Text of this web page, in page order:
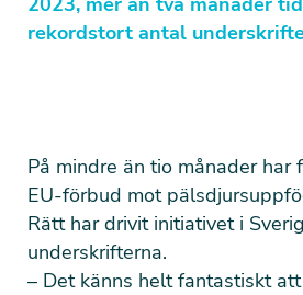
rekordstort antal
På mindre än tio månader
EU-förbud mot
Rätt har drivit initiativet i
underskrifterna.
– Det känns helt fantastiskt